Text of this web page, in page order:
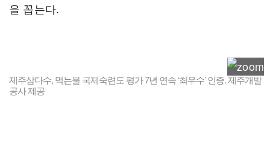
을 꼽는다.
제주삼다수, 먹는물 국제숙련도 평가 7년 연속 ‘최우수’ 인증. 제주개발
공사 제공